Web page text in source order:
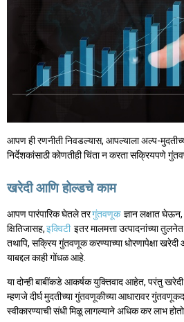
आपण ही रणनीती निवडल्यास, आपल्याला अल्प-
निर्देशकांसाठी कोणतीही चिंता न करता सक्रियपणे
खरेदी आणि होल्डचे काम
आपण पारंपारिक घेतले तरगुंतवणूक ज्ञान लक्षात
क्षितिजासह,इक्विटी इतर मालमत्ता उत्पादनांच्या
तथापि, सक्रिय गुंतवणूक करण्याच्या धोरणापेक्षा
याबद्दल काही गोंधळ आहे.
या दोन्ही बाबींकडे आकर्षक युक्तिवाद आहेत, परंतु
म्हणजे दीर्घ मुदतीच्या गुंतवणूकीच्या आधारावर
स्वीकारण्याची संधी मिळू लागल्याने अधिक कर लाभ होतो.